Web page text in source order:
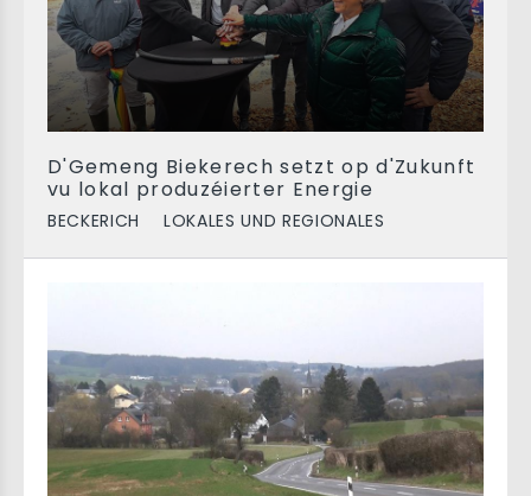
D'Gemeng Biekerech setzt op d'Zukunft
vu lokal produzéierter Energie
BECKERICH LOKALES UND REGIONALES